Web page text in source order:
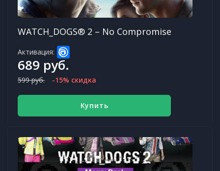
WATCH_DOGS® 2 – No Compromise
Активация:
689 руб.
599 руб. -15% скидка
Купить